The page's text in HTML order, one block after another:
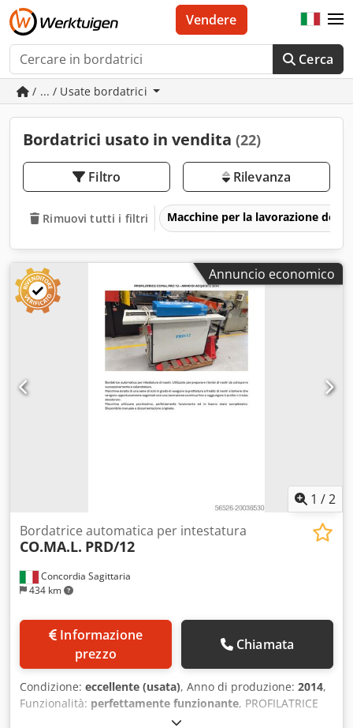
Cerca
Vendere
/ ... / Usate bordatrici
Bordatrici usato in vendita (22)
Filtro Rilevanza
Rimuovi tutti i filtri Macchine per la lavorazione del
Annuncio economico
1 /2
Concordia Sagittaria
434 km
Bordatrice automatica per intestatura
CO.MA.L. PRD/12
prezzo
Chiamata
Condizione: eccellente (usata), Anno di produzione: 2014,
Funzionalità: perfettamente funzionante, PROFILATRICE
COMAL PRD 12 Bordatrice automatica per intestatura di